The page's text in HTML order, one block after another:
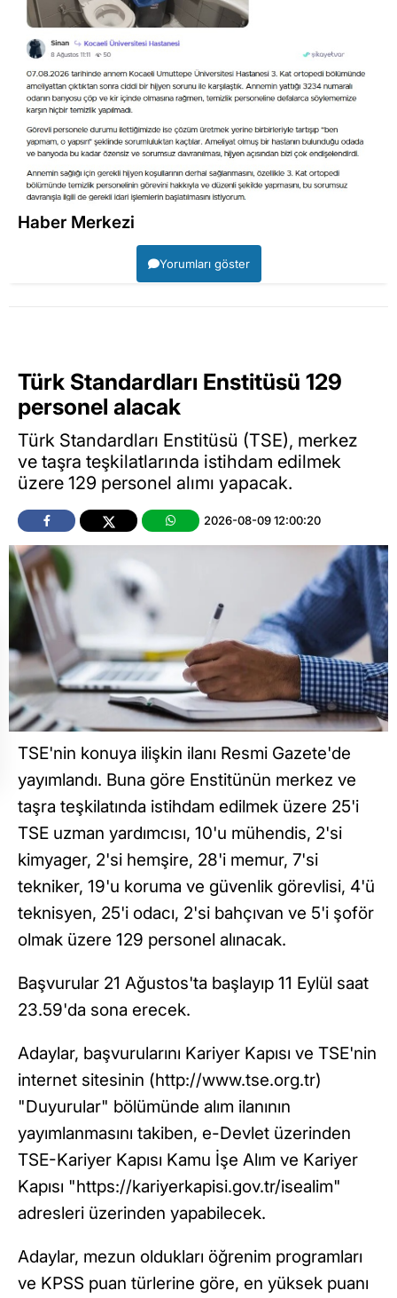
Haber Merkezi
Yorumları göster
Türk Standardları Enstitüsü 129
personel alacak
Türk Standardları Enstitüsü (TSE), merkez
ve taşra teşkilatlarında istihdam edilmek
üzere 129 personel alımı yapacak.
2026-08-09 12:00:20
TSE'nin konuya ilişkin ilanı Resmi Gazete'de
yayımlandı. Buna göre Enstitünün merkez ve
taşra teşkilatında istihdam edilmek üzere 25'i
TSE uzman yardımcısı, 10'u mühendis, 2'si
kimyager, 2'si hemşire, 28'i memur, 7'si
tekniker, 19'u koruma ve güvenlik görevlisi, 4'ü
teknisyen, 25'i odacı, 2'si bahçıvan ve 5'i şoför
olmak üzere 129 personel alınacak.
Başvurular 21 Ağustos'ta başlayıp 11 Eylül saat
23.59'da sona erecek.
Adaylar, başvurularını Kariyer Kapısı ve TSE'nin
internet sitesinin (http://www.tse.org.tr)
"Duyurular" bölümünde alım ilanının
yayımlanmasını takiben, e-Devlet üzerinden
TSE-Kariyer Kapısı Kamu İşe Alım ve Kariyer
Kapısı "https://kariyerkapisi.gov.tr/isealim"
adresleri üzerinden yapabilecek.
Adaylar, mezun oldukları öğrenim programları
ve KPSS puan türlerine göre, en yüksek puanı